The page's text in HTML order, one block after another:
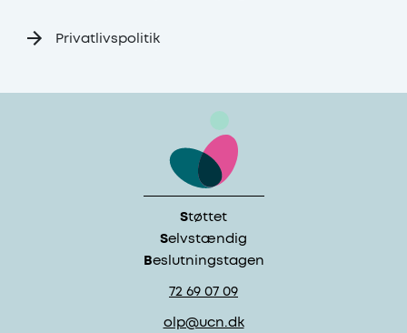
Privatlivspolitik
Støttet
Selvstændig
Beslutningstagen
72 69 07 09
olp@ucn.dk